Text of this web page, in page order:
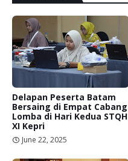
Delapan Peserta Batam
Bersaing di Empat Cabang
Lomba di Hari Kedua STQH
XI Kepri
June 22, 2025